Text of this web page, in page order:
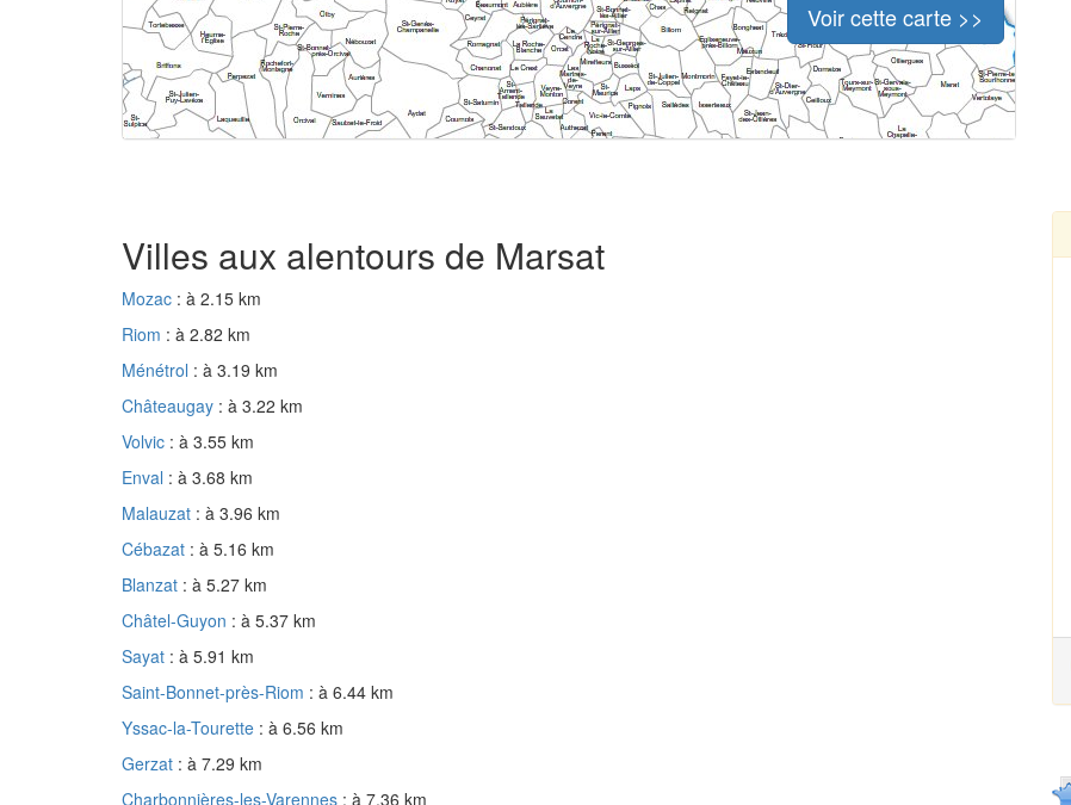
Voir cette carte >>
Villes aux alentours de Marsat
Mozac : à 2.15 km
Riom : à 2.82 km
Ménétrol : à 3.19 km
Châteaugay : à 3.22 km
Volvic : à 3.55 km
Enval : à 3.68 km
Malauzat : à 3.96 km
Cébazat : à 5.16 km
Blanzat : à 5.27 km
Châtel-Guyon : à 5.37 km
Sayat : à 5.91 km
Saint-Bonnet-près-Riom : à 6.44 km
Yssac-la-Tourette : à 6.56 km
Gerzat : à 7.29 km
Charbonnières-les-Varennes : à 7.36 km